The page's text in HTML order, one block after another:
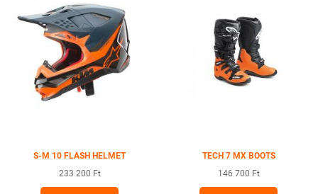
S-M 10 FLASH HELMET
233 200 Ft
TECH 7 MX BOOTS
146 700 Ft